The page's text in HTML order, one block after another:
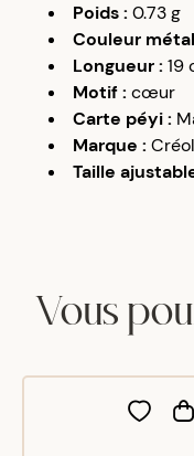
Poids: 0.73g
Couleur métal
Longueur: 19
Motif: cœur
Carte péyi:
Marque :
Taille
Vous